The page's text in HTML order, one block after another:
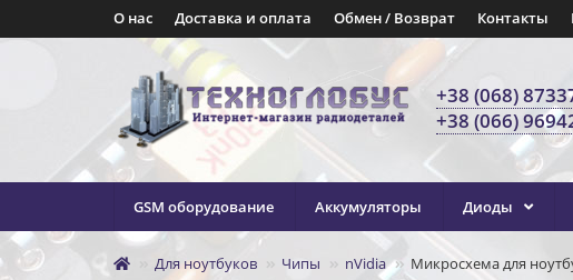
О нас Доставка и оплата Обмен / Возврат Контакты
+38 (068)
+38 (066)
GSM оборудование Аккумуляторы Диоды
Для ноутбуков Чипы nVidia Микросхема для